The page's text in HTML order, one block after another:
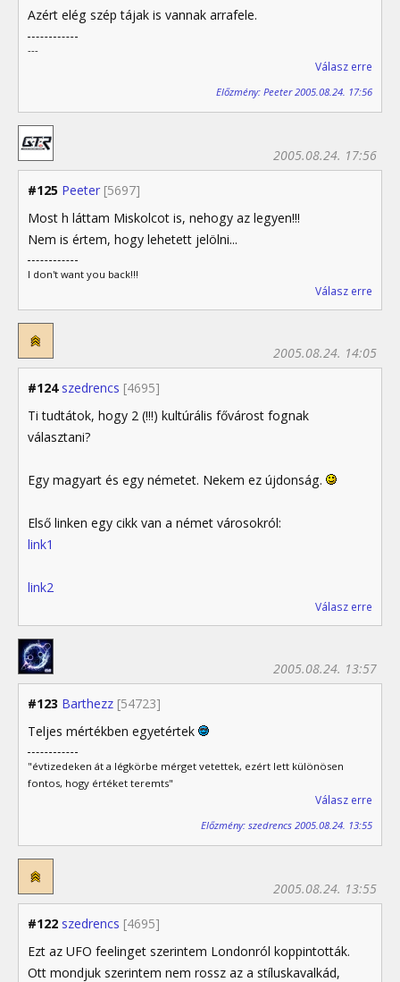
Azért elég szép tájak is vannak arrafele.
---
Válasz erre
Előzmény: Peeter 2005.08.24. 17:56
#125 Peeter [5697]
2005.08.24. 17:56
Most h láttam Miskolcot is, nehogy az legyen!!!
Nem is értem, hogy lehetett jelölni...
I don't want you back!!!
Válasz erre
#124 szedrencs [4695]
2005.08.24. 14:05
Ti tudtátok, hogy 2 (!!!) kultúrális fővárost fognak
választani?
Egy magyart és egy németet. Nekem ez újdonság.
Első linken egy cikk van a német városokról:
link1
link2
Válasz erre
#123 Barthezz [54723]
2005.08.24. 13:57
Teljes mértékben egyetértek
"évtizedeken át a légkörbe mérget vetettek, ezért lett különösen
fontos, hogy értéket teremts"
Válasz erre
Előzmény: szedrencs 2005.08.24. 13:55
#122 szedrencs [4695]
2005.08.24. 13:55
Ezt az UFO feelinget szerintem Londonról koppintották.
Ott mondjuk szerintem nem rossz az a stíluskavalkád,